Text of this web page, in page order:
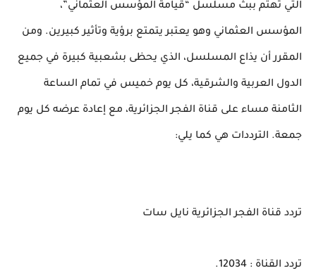
التي تهتم ببث مسلسل “قيامة المؤسس العثماني”،
المؤسس العثماني وهو يعتبر يتمتع برؤية وتأثير كبيرين. ومن
المقرر أن يذاع المسلسل، الذي يحظى بشعبية كبيرة في جميع
الدول العربية والشرقية، كل يوم خميس في تمام الساعة
الثامنة مساء على قناة الفجر الجزائرية، مع إعادة عرضه كل يوم
جمعة. الترددات هي كما يلي:
تردد قناة الفجر الجزائرية نايل سات
تردد القناة : 12034.